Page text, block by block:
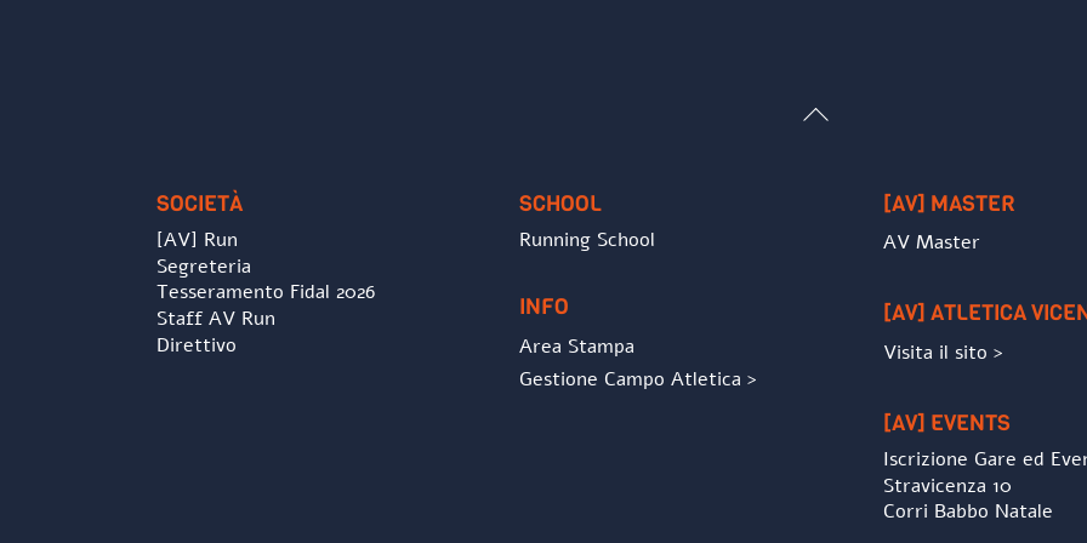
Back
SOCIETÀ
[AV] Run
Segreteria
Tesseramento Fidal 2026
Staff AV Run
Direttivo
SCHOOL
Running School
INFO
Area Stampa
Gestione Campo Atletica >
[AV] MASTER
AV Master
[AV] ATLETICA
Visita il sito >
[AV] EVENTS
Iscrizione Gare ed
Stravicenza 10
Corri Babbo Natale